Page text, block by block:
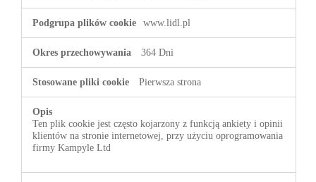
www.lidl.pl
364 Dni
Pierwsza strona
Ten plik cookie jest często kojarzony z funkcją ankiety i opinii
klientów na stronie internetowej, przy użyciu oprogramowania
firmy Kampyle Ltd